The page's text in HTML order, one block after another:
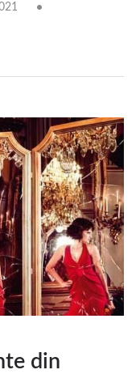
din